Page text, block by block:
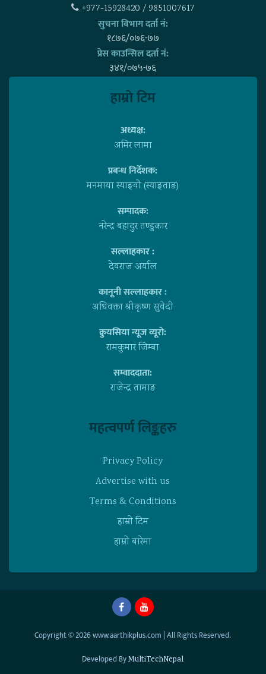
+977-15928420 / 9851007617
सुचना विभाग दर्ता नं:
१८७६/०७६-७७
प्रेस काउन्सिल दर्ता नं:
३४१/०७५-७६
हाम्राे टिम
अध्यक्ष:
अमिर लामा
प्रबन्ध निर्देशक:
मनमाया स्याङ्वाे (स्याङ्ताङ)
सम्पादक:
नरेन्द्र बहादुर तण्डुकार
सल्लाहकार :
देवराज अर्याल
कानूनी सल्लाहकार :
अधिवक्ता श्रीकृष्ण सुवेदी
क्रुयसिया न्यूज व्यूराे:
रामकुमार जिम्बा
सम्वाददाता:
राजेन्द्र तामाङ
महत्वपर्ण लिङ्कहरु
Privacy Policy
Advertise with us
Terms & Conditions
हाम्राे टिम
हाम्राे बारेमा
Copyright © 2026 www.aarthikplus.com | All Rights Reserved.
Developed ByMultiTechNepal